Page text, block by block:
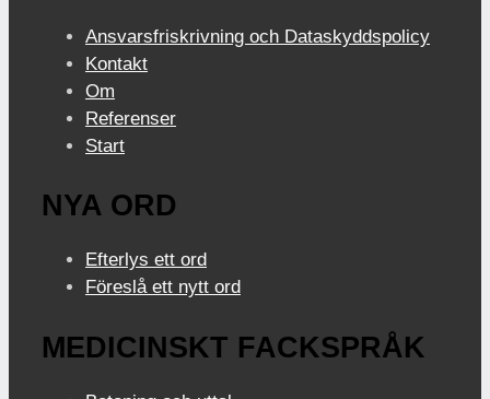
Ansvarsfriskrivning och Dataskyddspolicy
Kontakt
Om
Referenser
Start
NYA ORD
Efterlys ett ord
Föreslå ett nytt ord
MEDICINSKT FACKSPRÅK